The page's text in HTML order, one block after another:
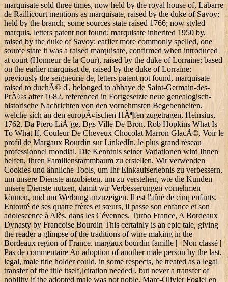
marquisate sold three times, now held by the royal house of, Labarre
de Raillicourt mentions as marquisate, raised by the duke of Savoy;
held by the branch, some sources state raised 1766; now styled
marquis, letters patent not found; marquisate inherited 1950 by,
raised by the duke of Savoy; earlier more commonly spelled, one
source state it was a raised marquisate, confirmed when introduced
at court (Honneur de la Cour), raised by the duke of Lorraine; based
on the earlier marquisat de, raised by the duke of Lorraine;
previously the seigneurie de, letters patent not found, marquisate
raised to duchÃ© d', belonged to abbaye de Saint-Germain-des-
PrÃ©s after 1682. referenced in Fortgesetzte neue genealogisch-
historische Nachrichten von den vornehmsten Begebenheiten,
welche sich an den europÃ¤ischen HÃ¶fen zugetragen, Heinsius,
1762. Da Piero LiÃ¨ge, Dgs Ville De Bron, Rob Hopkins What Is
To What If, Couleur De Cheveux Chocolat Marron GlacÃ©, Voir le
profil de Margaux Bourdin sur LinkedIn, le plus grand réseau
professionnel mondial. Die Kenntnis seiner Variationen wird Ihnen
helfen, Ihren Familienstammbaum zu erstellen. Wir verwenden
Cookies und ähnliche Tools, um Ihr Einkaufserlebnis zu verbessern,
um unsere Dienste anzubieten, um zu verstehen, wie die Kunden
unsere Dienste nutzen, damit wir Verbesserungen vornehmen
können, und um Werbung anzuzeigen. Il est l'aîné de cinq enfants.
Entouré de ses quatre frères et sœurs, il passe son enfance et son
adolescence à Alès, dans les Cévennes. Turbo France, A Bordeaux
Dynasty by Francoise Bourdin This certainly is an epic tale, giving
the reader a glimpse of the traditions of wine making in the
Bordeaux region of France. margaux bourdin famille | | Non classé |
Pas de commentaire An adoption of another male person by the last,
legal, male title holder could, in some respects, be treated as a legal
transfer of the title itself,[citation needed], but never a transfer of
nobility if the adopted male was not noble. Marc-Olivier Fogiel en